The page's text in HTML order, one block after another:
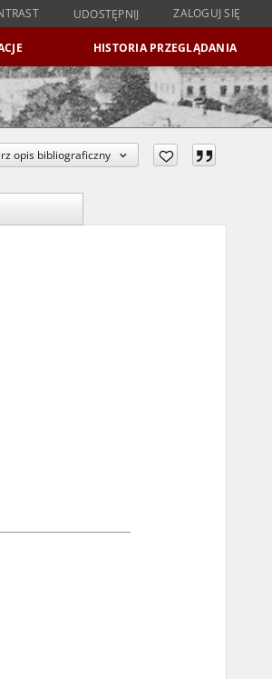
UDOSTĘPNIJ ZALOGUJ SIĘ
HISTORIA PRZEGLĄDANIA
opis bibliograficzny